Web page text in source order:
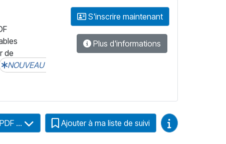
de
NOUVEAU
S'inscrire maintenant
Plus d'informations
... Ajouter à ma liste de suivi Guides vidéo